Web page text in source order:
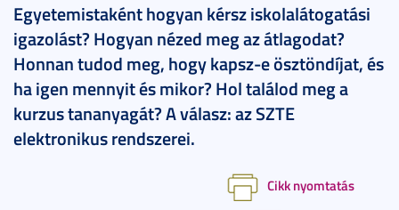
Egyetemistaként hogyan kérsz iskolalátogatási
igazolást? Hogyan nézed meg az átlagodat?
Honnan tudod meg, hogy kapsz-e ösztöndíjat, és
ha igen mennyit és mikor? Hol találod meg a
kurzus tananyagát? A válasz: az SZTE
elektronikus rendszerei.
Cikk nyomtatás